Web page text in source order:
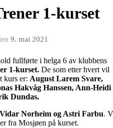
1-kurset
9. mai 2021
fullførte i helga 6 av klubbens
1-kurset. De som etter hvert vil
kurs er: August Larem Svare,
Hakvåg Hanssen, Ann-Heidi
Dundas.
Norheim og Astri Farbu.
fra Mosjøen på kurset.